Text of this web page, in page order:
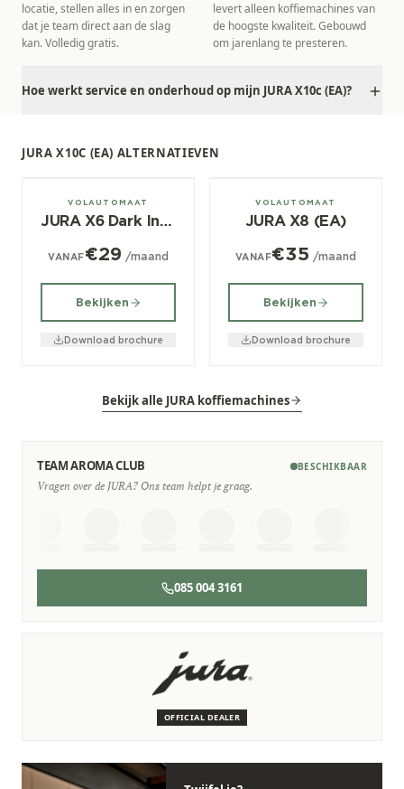
locatie, stellen alles in en zorgen
dat je team direct aan de slag
kan. Volledig gratis.
levert alleen koffiemachines van
de hoogste kwaliteit. Gebouwd
om jarenlang te presteren.
Hoe werkt service en onderhoud op mijn JURA X10c (EA)?
JURA X10C (EA) ALTERNATIEVEN
± 80/dag
VOLAUTOMAAT
JURA X6 Dark Inox (EA)
VANAF€29 /maand
Bekijken
Download brochure
± 80/dag
VOLAUTOMAAT
JURA X8 (EA)
VANAF€35 /maand
Bekijken
Download brochure
Bekijk alle JURA koffiemachines
TEAM AROMA CLUB BESCHIKBAAR
Vragen over de JURA? Ons team helpt je graag.
085 004 3161
OFFICIAL DEALER
Wij staan voor je klaar
Deskundige monteurs die verstand hebben van JURA
Persoonlijk, snel en zonder gedoe.